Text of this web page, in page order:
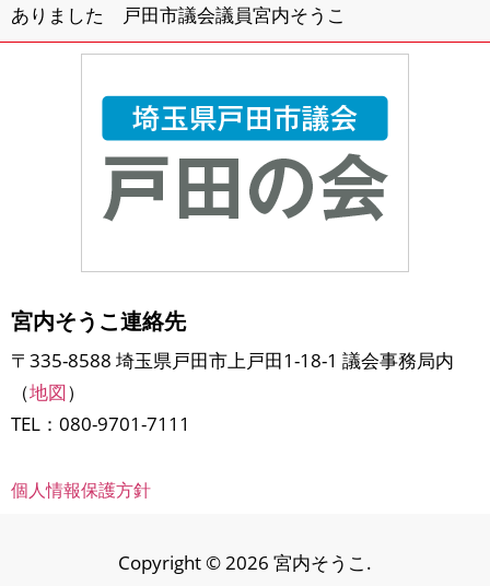
ありました 戸田市議会議員宮内そうこ
宮内そうこ連絡先
〒335-8588 埼玉県戸田市上戸田1-18-1 議会事務局内
（地図）
TEL：080-9701-7111
個人情報保護方針
Copyright © 2026 宮内そうこ.